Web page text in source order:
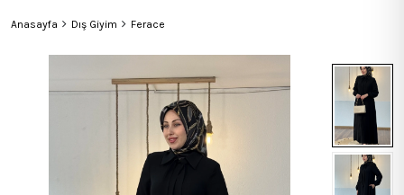
Anasayfa Dış Giyim Ferace